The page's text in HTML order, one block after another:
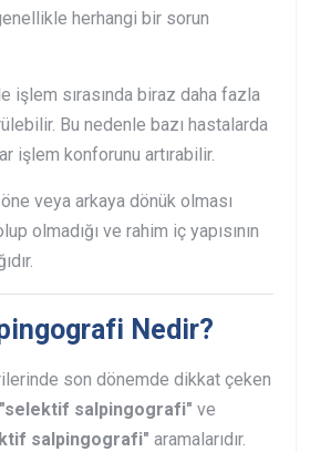
herhangi bir sorun
işlem sırasında biraz daha fazla
Bu nedenle bazı hastalarda
işlem konforunu artırabilir.
veya arkaya dönük olması
olmadığı ve rahim iç yapısının
Nedir?
son dönemde dikkat çeken
"selektif salpingografi" ve
salpingografi" aramalarıdır.